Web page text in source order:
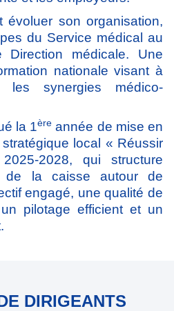
évoluer son organisation,
du Service médical au
Direction médicale. Une
nationale visant à
synergies médico-
la 1ère année de mise en
local « Réussir
2028, qui structure
de la caisse autour de
engagé, une qualité de
pilotage efficient et un
DIRIGEANTS